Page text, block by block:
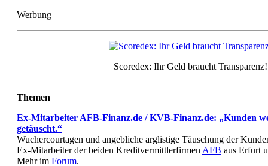
Werbung
Scoredex: Ihr Geld braucht Transparenz!
Themen
Ex-Mitarbeiter AFB-Finanz.de / KVB-Finanz.de: „Kunden
getäuscht.“
Wuchercourtagen und angebliche arglistige Täuschung der
Ex-Mitarbeiter der beiden Kreditvermittlerfirmen AFB aus Erfurt
Mehr im Forum.